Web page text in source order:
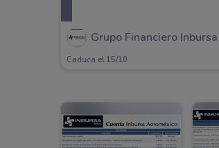
Grupo Financiero Inbursa
Caduca el 15/10